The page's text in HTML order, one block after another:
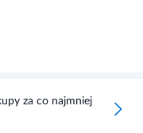
za co najmniej